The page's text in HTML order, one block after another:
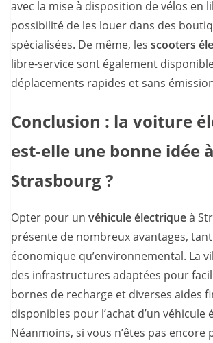
avec la mise à disposition de vélos en
possibilité de les louer dans des
spécialisées. De même, les scooters
libre-service sont également
déplacements rapides et sans
Conclusion : la voiture
est-elle une bonne idée à
Strasbourg ?
Opter pour un véhicule électriqueà
présente de nombreux avantages,
économique qu’environnemental. La
des infrastructures adaptées pour
bornes de recharge et diverses aides
disponibles pour l’achat d’un véhicule
Néanmoins, si vous n’êtes pas encore